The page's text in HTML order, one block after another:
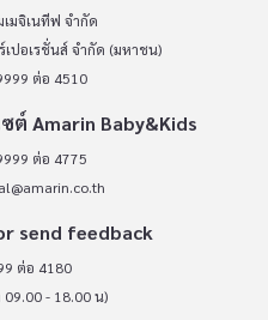
เมจิเนทีฟ จำกัด
ปอเรชั่นส์ จำกัด (มหาชน)
ต่อ 4510
ต์ Amarin Baby&Kids
ต่อ 4775
send feedback
ต่อ 4180
09.00 - 18.00 น)